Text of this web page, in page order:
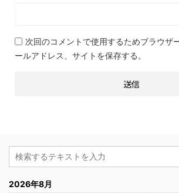
次回のコメントで使用するためブラウザ
ールアドレス、サイトを保存する。
2026年8月